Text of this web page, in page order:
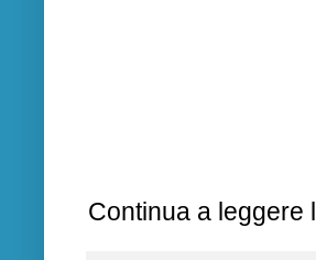
Continua a leggere